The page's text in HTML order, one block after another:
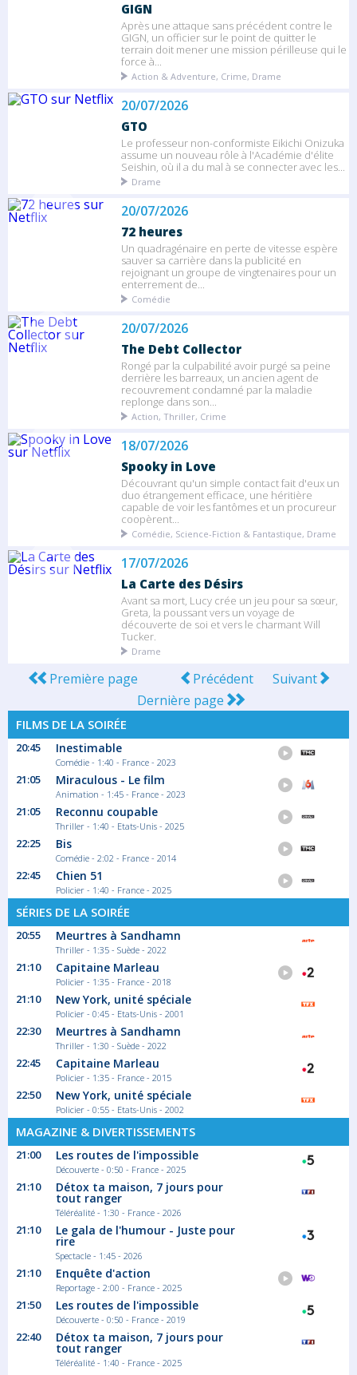
GIGN
Après une attaque sans précédent contre le
GIGN, un officier sur le point de quitter le
terrain doit mener une mission périlleuse qui le
force à...
Action & Adventure, Crime, Drame
20/07/2026
GTO
Le professeur non-conformiste Eikichi Onizuka
assume un nouveau rôle à l'Académie d'élite
Seishin, où il a du mal à se connecter avec les...
Drame
20/07/2026
72 heures
Un quadragénaire en perte de vitesse espère
sauver sa carrière dans la publicité en
rejoignant un groupe de vingtenaires pour un
enterrement de...
Comédie
20/07/2026
The Debt Collector
Rongé par la culpabilité avoir purgé sa peine
derrière les barreaux, un ancien agent de
recouvrement condamné par la maladie
replonge dans son...
Action, Thriller, Crime
18/07/2026
Spooky in Love
Découvrant qu'un simple contact fait d'eux un
duo étrangement efficace, une héritière
capable de voir les fantômes et un procureur
coopèrent...
Comédie, Science-Fiction & Fantastique, Drame
17/07/2026
La Carte des Désirs
Avant sa mort, Lucy crée un jeu pour sa sœur,
Greta, la poussant vers un voyage de
découverte de soi et vers le charmant Will
Tucker.
Drame
Première page Précédent
Suivant
Dernière page
FILMS DE LA SOIRÉE
20:45 Inestimable
Comédie - 1:40 - France - 2023
21:05 Miraculous - Le film
Animation - 1:45 - France - 2023
21:05 Reconnu coupable
Thriller - 1:40 - Etats-Unis - 2025
22:25 Bis
Comédie - 2:02 - France - 2014
22:45 Chien 51
Policier - 1:40 - France - 2025
SÉRIES DE LA SOIRÉE
20:55 Meurtres à Sandhamn
Thriller - 1:35 - Suède - 2022
21:10 Capitaine Marleau
Policier - 1:35 - France - 2018
21:10 New York, unité spéciale
Policier - 0:45 - Etats-Unis - 2001
22:30 Meurtres à Sandhamn
Thriller - 1:30 - Suède - 2022
22:45 Capitaine Marleau
Policier - 1:35 - France - 2015
22:50 New York, unité spéciale
Policier - 0:55 - Etats-Unis - 2002
MAGAZINE & DIVERTISSEMENTS
21:00 Les routes de l'impossible
Découverte - 0:50 - France - 2025
21:10 Détox ta maison, 7 jours pour
tout ranger
Téléréalité - 1:30 - France - 2026
21:10 Le gala de l'humour - Juste pour
rire
Spectacle - 1:45 - 2026
21:10 Enquête d'action
Reportage - 2:00 - France - 2025
21:50 Les routes de l'impossible
Découverte - 0:50 - France - 2019
22:40 Détox ta maison, 7 jours pour
tout ranger
Téléréalité - 1:40 - France - 2025